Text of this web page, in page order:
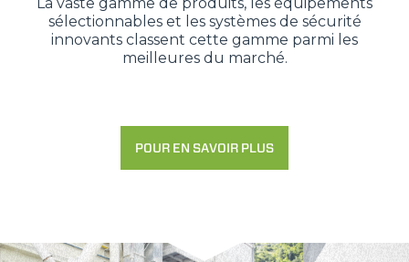
Accetta selezionati
sélectionnables et les systèmes de sécurité
innovants classent cette gamme parmi les
meilleures du marché.
POUR EN SAVOIR PLUS